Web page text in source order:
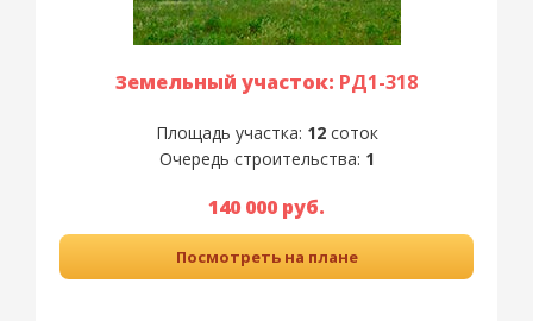
Земельный участок: РД1-318
Площадь участка: 12соток
Очередь строительства: 1
140 000 руб.
Посмотреть на плане